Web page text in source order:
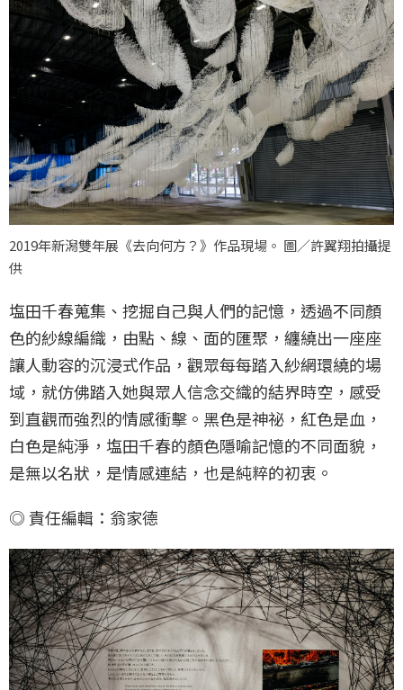
2019年新潟雙年展《去向何方？》作品現場。 圖／許翼翔拍攝提
供
塩田千春蒐集、挖掘自己與人們的記憶，透過不同顏
色的紗線編織，由點、線、面的匯聚，纏繞出一座座
讓人動容的沉浸式作品，觀眾每每踏入紗網環繞的場
域，就仿佛踏入她與眾人信念交織的結界時空，感受
到直觀而強烈的情感衝擊。黑色是神祕，紅色是血，
白色是純淨，塩田千春的顏色隱喻記憶的不同面貌，
是無以名狀，是情感連結，也是純粹的初衷。
◎ 責任編輯：翁家德